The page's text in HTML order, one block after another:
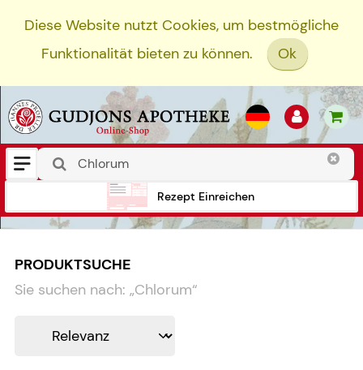
Diese Website nutzt Cookies, um bestmögliche
Funktionalität bieten zu können.
Ok
Rezept Einreichen
PRODUKTSUCHE
Sie suchen nach: „Chlorum“